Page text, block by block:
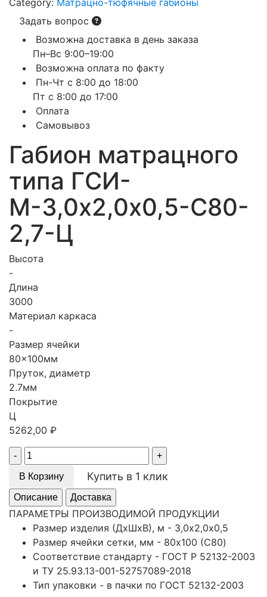
Category: Матрацно-тюфячные габионы
Задать вопрос
Возможна доставка в день заказа
Пн–Вс 9:00–19:00
Возможна оплата по факту
Пн-Чт с 8:00 до 18:00
Пт с 8:00 до 17:00
Оплата
Самовывоз
Габион матрацного
типа ГCИ-
М-3,0х2,0х0,5-С80-
2,7-Ц
Высота
-
Длина
3000
Материал каркаса
-
Размер ячейки
80x100мм
Пруток, диаметр
2.7мм
Покрытие
Ц
5262,00 ₽
Quantity
В Корзину Купить в 1 клик
Описание Доставка
ПАРАМЕТРЫ ПРОИЗВОДИМОЙ ПРОДУКЦИИ
Размер изделия (ДхШхВ), м - 3,0х2,0х0,5
Размер ячейки сетки, мм - 80x100 (С80)
Соответствие стандарту - ГОСТ Р 52132-2003
и ТУ 25.93.13-001-52757089-2018
Тип упаковки - в пачки по ГОСТ 52132-2003